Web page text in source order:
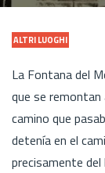
ALTRI LUOGHI
La Fontana del
que se remontan
camino que
detenía en el
precisamente